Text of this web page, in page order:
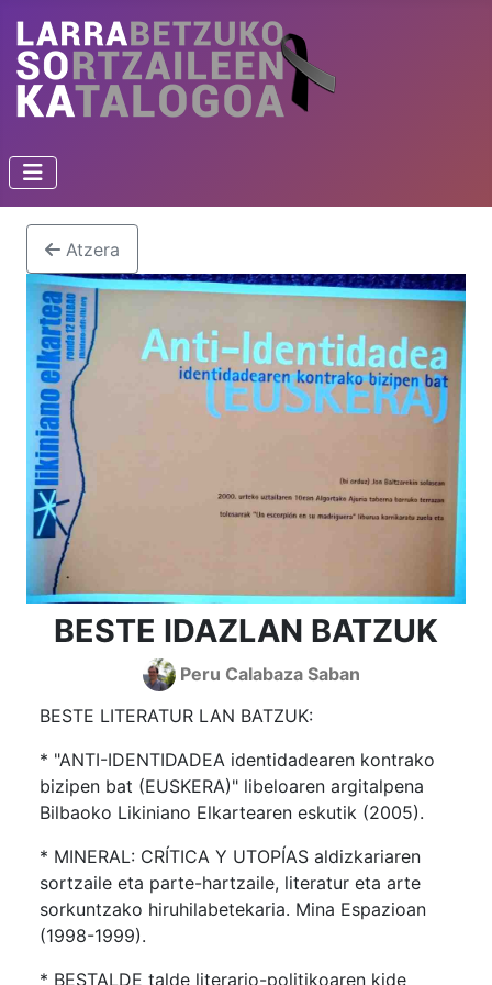
Atzera
BESTE IDAZLAN BATZUK
Peru Calabaza Saban
BESTE LITERATUR LAN BATZUK:
* "ANTI-IDENTIDADEA identidadearen kontrako
bizipen bat (EUSKERA)" libeloaren argitalpena
Bilbaoko Likiniano Elkartearen eskutik (2005).
* MINERAL: CRÍTICA Y UTOPÍAS aldizkariaren
sortzaile eta parte-hartzaile, literatur eta arte
sorkuntzako hiruhilabetekaria. Mina Espazioan
(1998-1999).
* BESTALDE talde literario-politikoaren kide